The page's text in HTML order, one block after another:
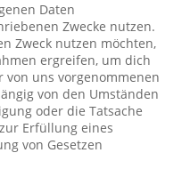
Daten
Zwecke nutzen.
Zweck nutzen möchten,
ergreifen, um dich
uns vorgenommenen
von den Umständen
oder die Tatsache
Erfüllung eines
von Gesetzen